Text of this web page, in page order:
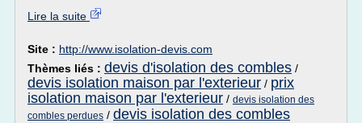
Lire la suite
Site : http://www.isolation-devis.com
Thèmes liés : devis d'isolation des combles /
devis isolation maison par l'exterieur / prix
isolation maison par l'exterieur / devis isolation des
combles perdues / devis isolation des combles